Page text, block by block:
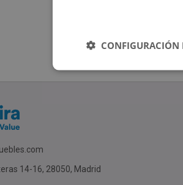
14-16, 28050, Madrid
CONFIGURACIÓN